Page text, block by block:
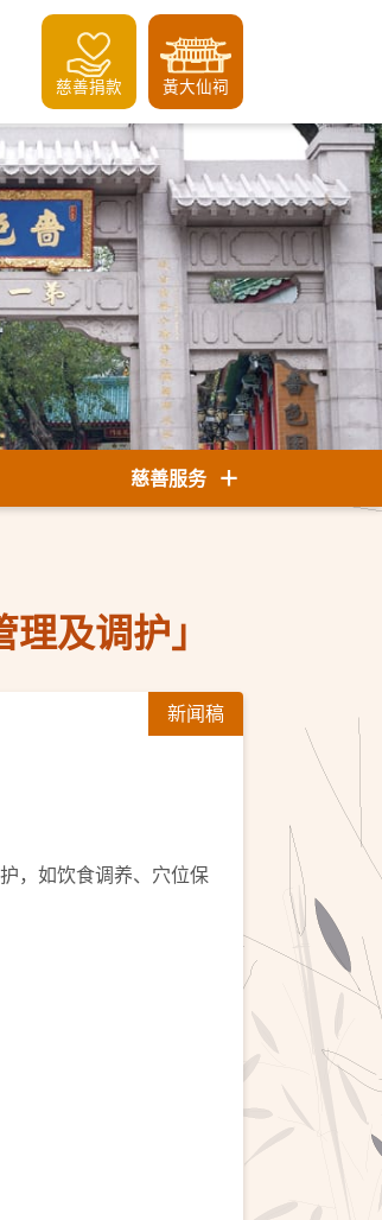
慈善捐款 黃大仙祠
慈善服务
及调护」
新闻稿
，如饮食调养、穴位保